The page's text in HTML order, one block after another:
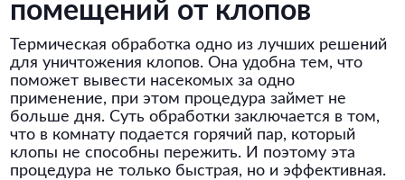
помещений от клопов
Термическая обработка одно из лучших решений
для уничтожения клопов. Она удобна тем, что
поможет вывести насекомых за одно
применение, при этом процедура займет не
больше дня. Суть обработки заключается в том,
что в комнату подается горячий пар, который
клопы не способны пережить. И поэтому эта
процедура не только быстрая, но и эффективная.